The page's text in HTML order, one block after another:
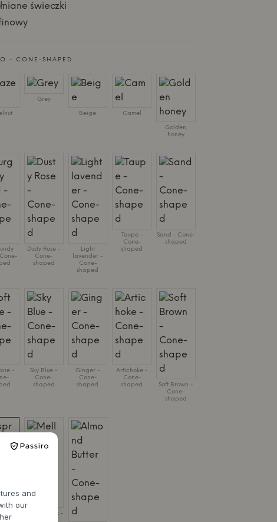
świeczki
- CONE-SHAPED
Grey
Beige Camel
Golden
honey
Dusty Rose -
Cone-
shaped
Light
lavender -
Cone-
shaped
Taupe -
Cone-
shaped
Sand - Cone-
shaped
-
Sky Blue -
Cone-
shaped
Ginger -
Cone-
shaped
Artichoke -
Cone-
shaped
Soft Brown -
Cone-
shaped
Mellow pink -
and
our